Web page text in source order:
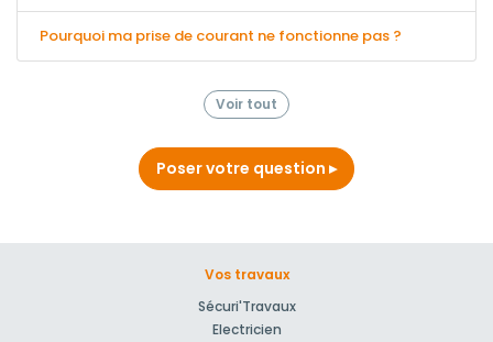
Pourquoi ma prise de courant ne fonctionne pas ?
Voir tout
Poser votre question
Vos travaux
Sécuri'Travaux
Electricien